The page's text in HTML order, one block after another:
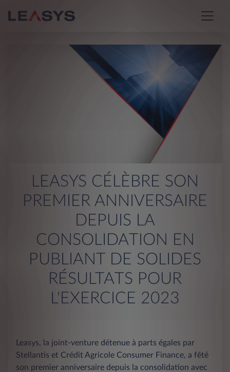
LEASYS CÉLÈBRE SON
PREMIER ANNIVERSAIRE
DEPUIS LA
CONSOLIDATION EN
PUBLIANT DE SOLIDES
RÉSULTATS POUR
L'EXERCICE 2023
Leasys, la joint-venture détenue à parts égales par
Stellantis et Crédit Agricole Consumer Finance, a fêté
son premier anniversaire depuis la consolidation avec